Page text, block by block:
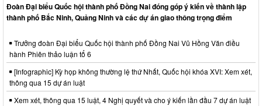
Đoàn Đại biểu Quốc hội thành phố Đồng Nai đóng góp ý kiến về thành lập
thành phố Bắc Ninh, Quảng Ninh và các dự án giao thông trọng điểm
Trưởng đoàn Đại biểu Quốc hội thành phố Đồng Nai Vũ Hồng Văn điều
hành Phiên thảo luận tổ 6
[Infographic] Kỳ họp không thường lệ thứ Nhất, Quốc hội khóa XVI: Xem xét,
thông qua 15 dự án luật
Xem xét, thông qua 15 luật, 4 Nghị quyết và cho ý kiến lần đầu 7 dự án luật